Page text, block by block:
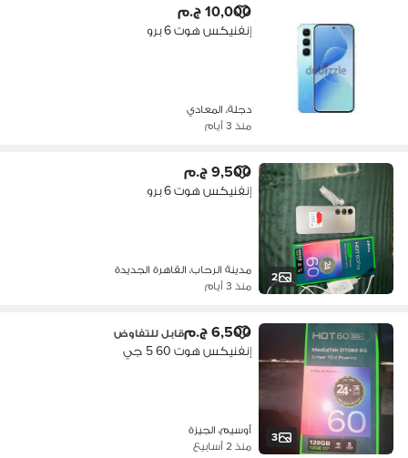
10,000 ج.م
إنفنيكس هوت 6 برو
دجلة، المعادي
منذ 3 أيام
2
9,500 ج.م
إنفنيكس هوت 6 برو
مدينة الرحاب، القاهرة الجديدة
منذ 3 أيام
3
6,500 ج.م قابل للتفاوض
إنفنيكس هوت 60 5 جي
أوسيم، الجيزة
منذ 2 أسابيع